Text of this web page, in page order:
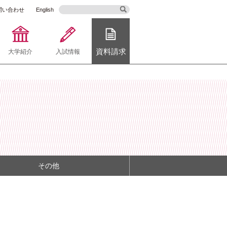
い合わせ English
大学紹介 入試情報 資料請求
その他